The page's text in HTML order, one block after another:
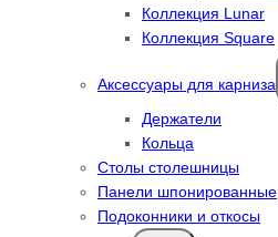
Коллекция Lunar
Коллекция Square
Аксессуары для карниза
Держатели
Кольца
Столы столешницы
Панели шпонированные
Подоконники и откосы